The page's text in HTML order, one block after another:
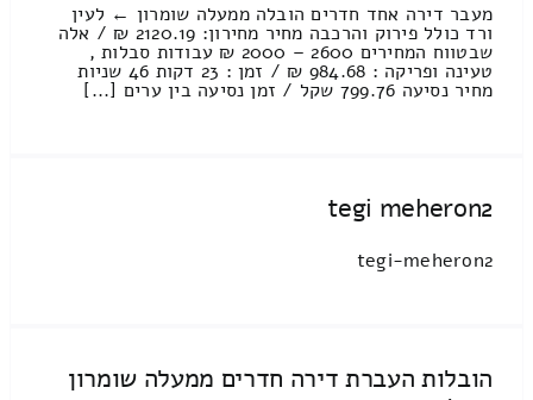
מעבר דירה אחד חדרים הובלה ממעלה שומרון ← לעין
ורד כולל פירוק והרכבה מחיר מחירון: 2120.19 ₪ / אלה
שבטווח המחירים 2600 – 2000 ₪ עבודות סבלות ,
טעינה ופריקה : 984.68 ₪ / זמן : 23 דקות 46 שניות
מחיר נסיעה 799.76 שקל / זמן נסיעה בין ערים [...]
tegi meheron2
tegi-meheron2
הובלות העברת דירה חדרים ממעלה שומרון